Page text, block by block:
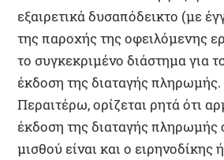
εξαιρετικά δυσαπόδεικτο (με
της παροχής της οφειλόμενης
το συγκεκριμένο διάστημα για
έκδοση της διαταγής πληρωμής.
Περαιτέρω, ορίζεται ρητά ότι
έκδοση της διαταγής πληρωμής
μισθού είναι και ο ειρηνοδίκης